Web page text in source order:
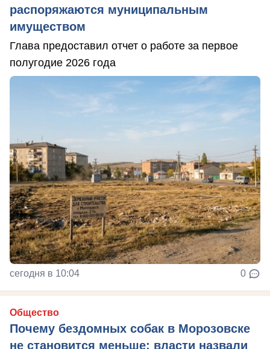
распоряжаются муниципальным
имуществом
Глава предоставил отчет о работе за первое
полугодие 2026 года
сегодня в 10:04 0
Общество
Почему бездомных собак в Морозовске
не становится меньше: власти назвали